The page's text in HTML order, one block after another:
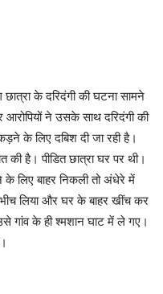
के दरिदंगी की घटना सामने
आरोपियों ने उसके साथ दरिदंगी की
के लिए दबिश दी जा रही है।
की है। पीडित छात्रा घर पर थी।
लिए बाहर निकली तो अंधेरे में
लिया और घर के बाहर खींच कर
गांव के ही श्मशान घाट में ले गए।